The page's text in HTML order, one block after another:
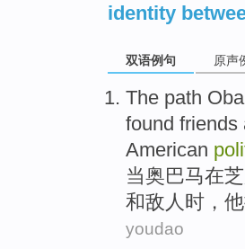
identity
双语例句 原声
The path
found friends
American
当奥巴马在
和敌人时 ， 他
youdao